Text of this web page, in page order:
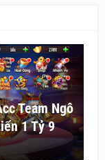
Team Ngô
1 Tỷ 9